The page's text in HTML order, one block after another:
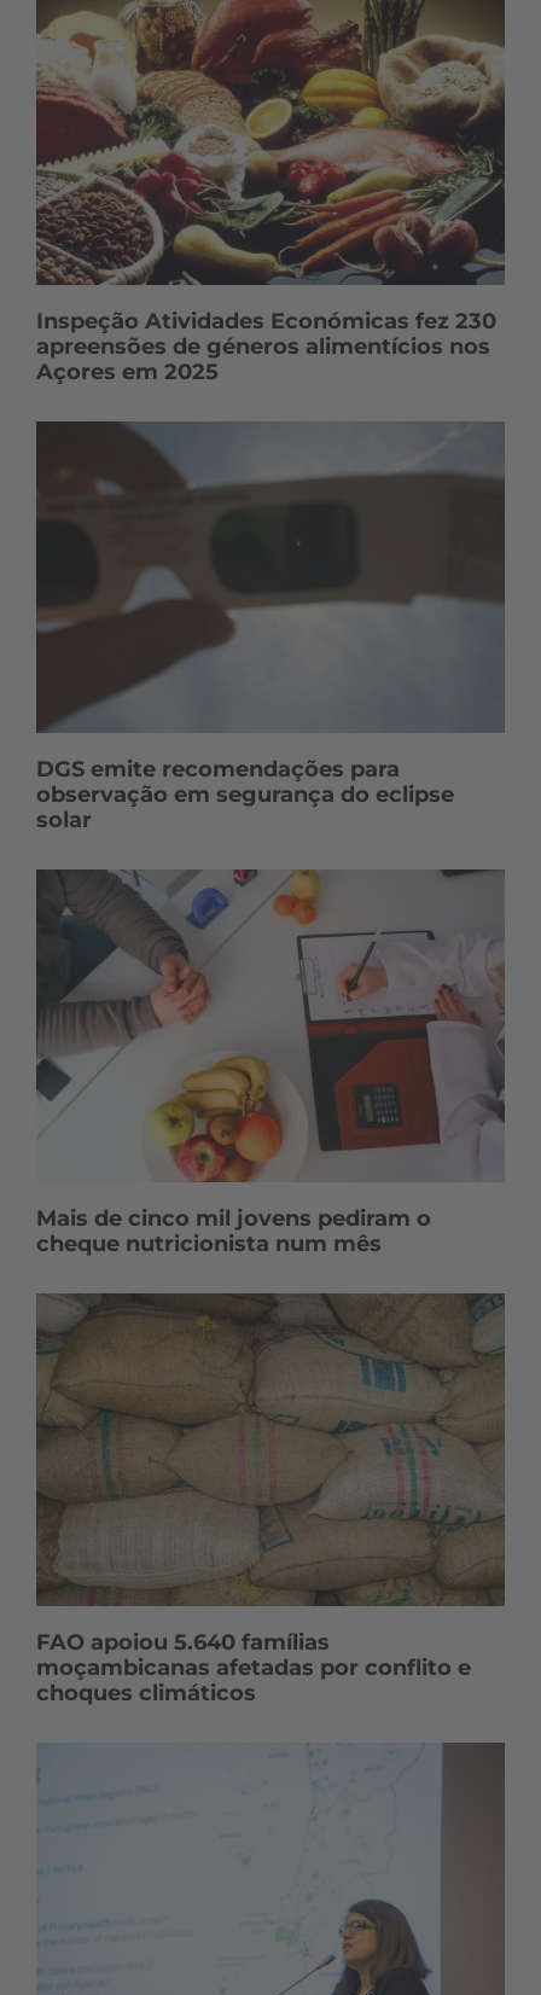
Inspeção Atividades Económicas fez 230
apreensões de géneros alimentícios nos
Açores em 2025
DGS emite recomendações para
observação em segurança do eclipse
solar
Mais de cinco mil jovens pediram o
cheque nutricionista num mês
FAO apoiou 5.640 famílias
moçambicanas afetadas por conflito e
choques climáticos